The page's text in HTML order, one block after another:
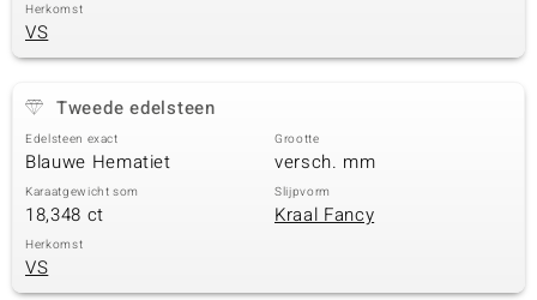
Herkomst
VS
Tweede edelsteen
Edelsteen exact
Blauwe Hematiet
Grootte
versch. mm
Karaatgewicht som
18,348 ct
Slijpvorm
Kraal Fancy
Herkomst
VS